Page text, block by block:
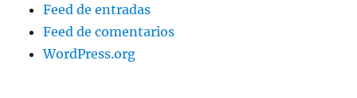
Feed de entradas
Feed de comentarios
WordPress.org